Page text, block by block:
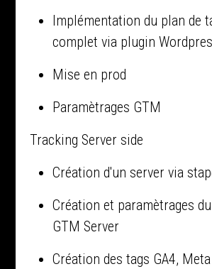
Implémentation du plan de
complet via plugin
Mise en prod
Paramètrages GTM
Tracking Server side
Création d'un server via
Création et paramètrages
GTM Server
Création des tags GA4,